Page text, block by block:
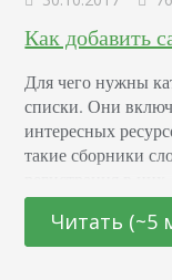
Как добавить
Для чего нужны
списки. Они
интересных
такие сборники
увеличить
каталог,
этом не
Читать (~5